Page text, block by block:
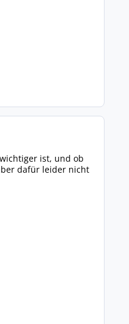
ist, und ob
dafür leider nicht